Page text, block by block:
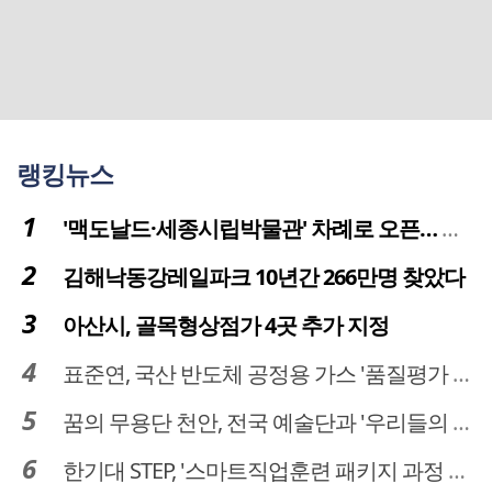
랭킹뉴스
'맥도날드·세종시립박물관' 차례로 오픈… 고운동 정주여건 좋아진다
김해낙동강레일파크 10년간 266만명 찾았다
아산시, 골목형상점가 4곳 추가 지정
표준연, 국산 반도체 공정용 가스 '품질평가 체계' 구축
꿈의 무용단 천안, 전국 예술단과 '우리들의 하모니' 선보여
한기대 STEP, '스마트직업훈련 패키지 과정 3기' 모집